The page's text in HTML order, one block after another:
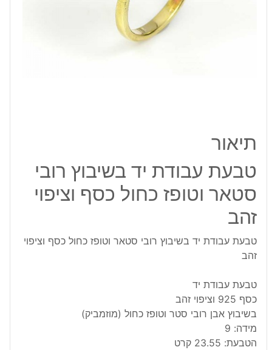
תיאור
טבעת עבודת יד בשיבוץ רובי
סטאר וטופז כחול כסף וציפוי
זהב
טבעת עבודת יד בשיבוץ רובי סטאר וטופז כחול כסף וציפוי
זהב
טבעת עבודת יד
כסף 925 וציפוי זהב
בשיבוץ אבן רובי סטר וטופז כחול (מוזמביק)
מידה: 9
הטבעת: 23.55 קרט